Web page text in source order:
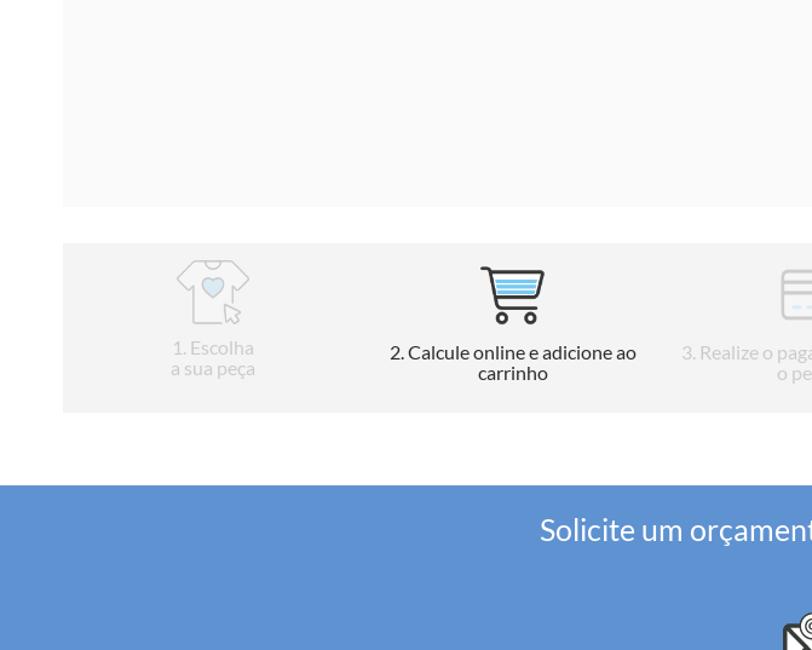
1 . Escolha
a sua peça
2. Calcule online e adicione ao
carrinho
3. Realize o
o
Solicite um